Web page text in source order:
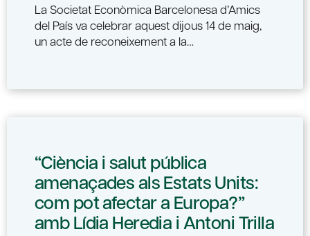
La Societat Econòmica Barcelonesa d’Amics
del País va celebrar aquest dijous 14 de maig,
un acte de reconeixement a la…
“Ciència i salut pública
amenaçades als Estats Units:
com pot afectar a Europa?”
amb Lídia Heredia i Antoni Trilla